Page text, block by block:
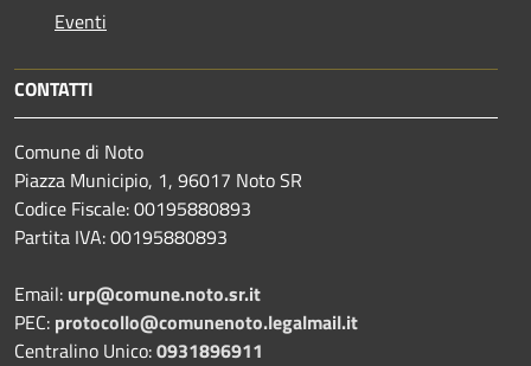
Eventi
CONTATTI
Comune di Noto
Piazza Municipio, 1, 96017 Noto SR
Codice Fiscale: 00195880893
Partita IVA: 00195880893
Email: urp@comune.noto.sr.it
PEC: protocollo@comunenoto.legalmail.it
Centralino Unico:0931896911